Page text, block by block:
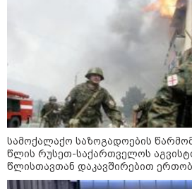
"მეც ერთ-ერთი მათგანი
ლიფტში გაიჭედა" -
16:37 / 06-
მედიაში,
თითქოს
16:14 / 06-
სამოქალაქო საზოგადოების
წლის რუსეთ-საქართველოს
წლისთავთან დაკავშირებით
ავრცელებენ